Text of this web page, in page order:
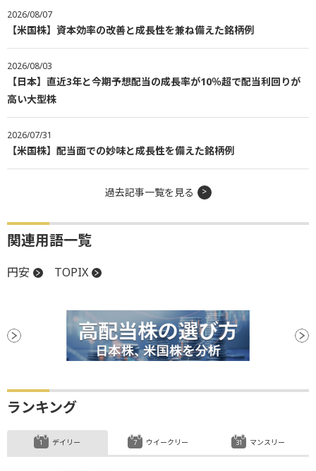
2026/08/07
【米国株】資本効率の改善と成長性を兼ね備えた銘柄例
2026/08/03
【日本】直近3年と今期予想配当の成長率が10％超で配当利回りが
高い大型株
2026/07/31
【米国株】配当面での妙味と成長性を備えた銘柄例
過去記事一覧を見る
関連用語一覧
円安 TOPIX
ランキング
デイリー ウイークリー マンスリー